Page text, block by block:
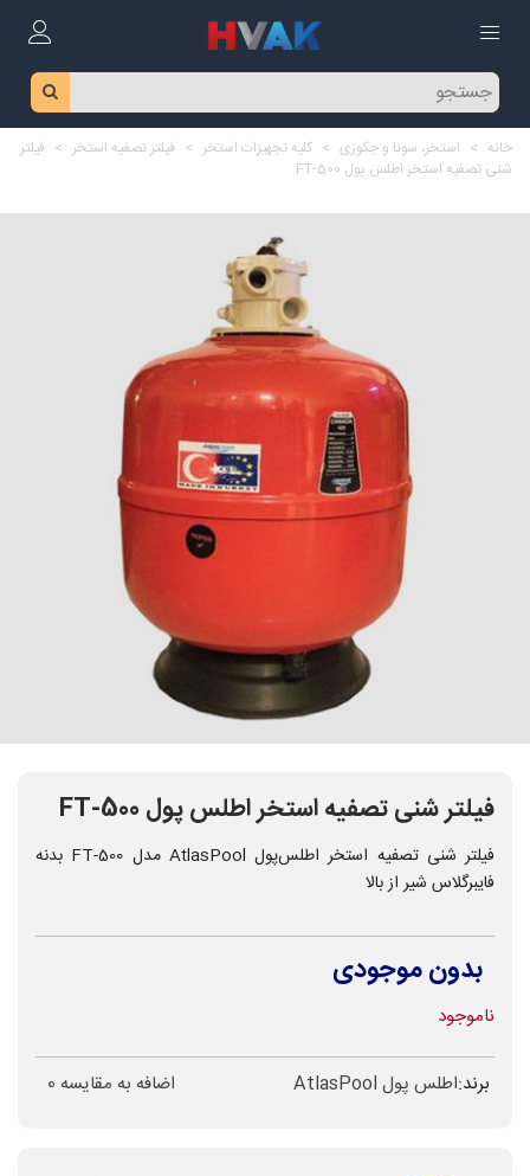
خانه > استخر، سونا و جکوزی > کلیه تجهیزات استخر > فیلتر تصفیه استخر > فیلتر
شنی تصفیه استخر اطلس پول FT-500
فیلتر شنی تصفیه استخر اطلس پول FT-500
فیلتر شنی تصفیه استخر اطلس‌پول AtlasPool مدل FT-500 بدنه
فایبرگلاس شیر از بالا
بدون موجودی
ناموجود
برند:اطلس پول AtlasPool اضافه به مقایسه 0